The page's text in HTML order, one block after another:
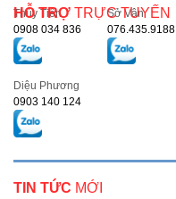
HỖ TRỢ TRỰC TUYẾN
Thủy Tiên
0908 034 836
Sở Vân
076.435.9188
Diệu Phương
0903 140 124
TIN TỨC MỚI